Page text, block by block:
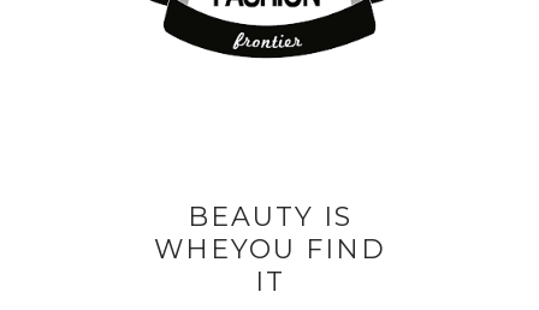
BEAUTY IS
WHEYOU FIND
IT